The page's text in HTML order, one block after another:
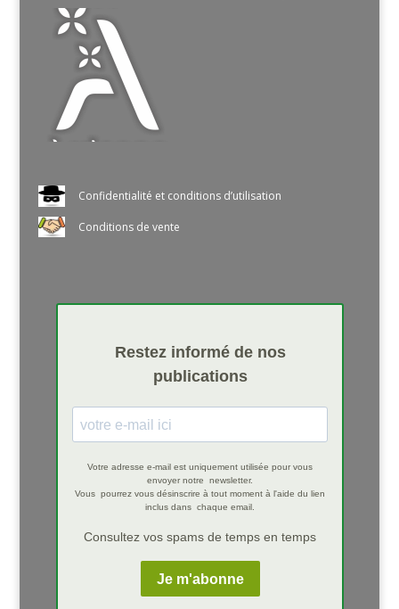
Confidentialité et conditions d’utilisation
Conditions de vente